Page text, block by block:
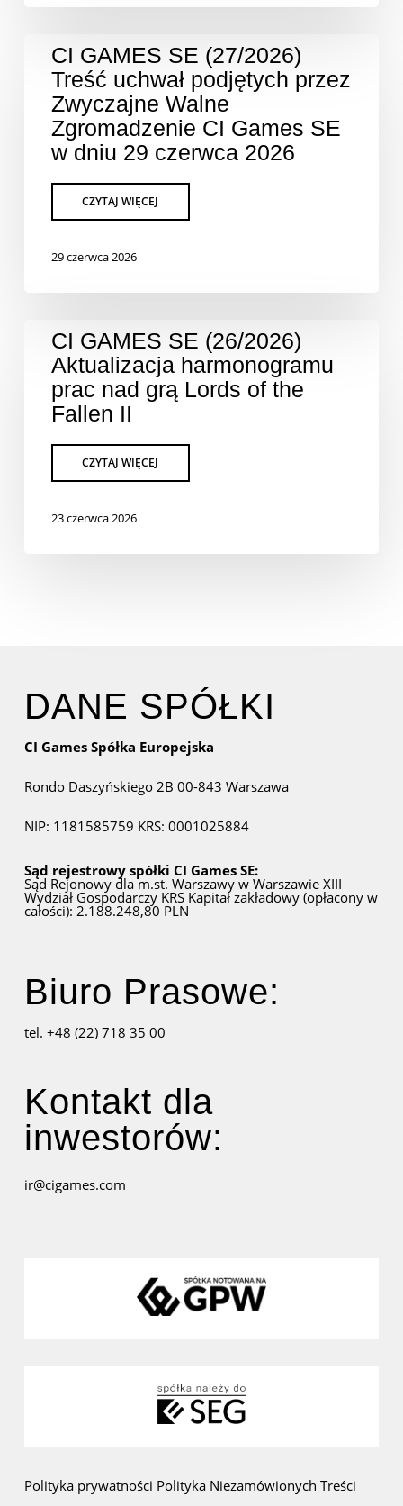
CI GAMES SE (27/2026)
Treść uchwał podjętych przez
Zwyczajne Walne
Zgromadzenie CI Games SE
w dniu 29 czerwca 2026
29 czerwca 2026
CI GAMES SE (26/2026)
Aktualizacja harmonogramu
prac nad grą Lords of the
Fallen II
23 czerwca 2026
DANE SPÓŁKI
CI Games Spółka Europejska
Rondo Daszyńskiego 2B 00-843 Warszawa
NIP: 1181585759 KRS: 0001025884
Sąd rejestrowy spółki CI Games SE:
Sąd Rejonowy dla m.st. Warszawy w WarszawieXIII
Wydział Gospodarczy KRSKapitał zakładowy (opłacony w
całości): 2.188.248,80 PLN
Biuro Prasowe:
tel. +48 (22) 718 35 00
Kontakt dla
inwestorów:
ir@cigames.com
Polityka prywatności Polityka Niezamówionych Treści